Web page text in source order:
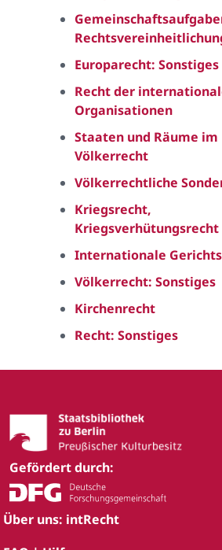
Europarecht: Sonstiges
Recht der
Organisationen
Staaten und Räume im
Völkerrecht
Völkerrechtliche
Kriegsrecht,
Kriegsverhütungsrecht
Internationale
Völkerrecht: Sonstiges
Kirchenrecht
Recht: Sonstiges
Gefördert durch:
Über uns: intRecht